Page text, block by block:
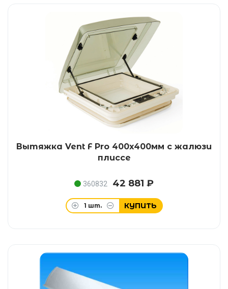
Вытяжка Vent F Pro 400x400мм с жалюзи
плиссе
360832 42 881 ₽
1 шт. КУПИТЬ